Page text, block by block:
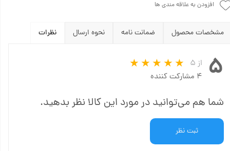
افزودن به علاقه مندی ها
مشخصات محصول ضمانت نامه نحوه ارسال نظرات
۵ از ۵
۴ مشارکت کننده
شما هم می‌توانید در مورد این کالا نظر بدهید.
ثبت نظر